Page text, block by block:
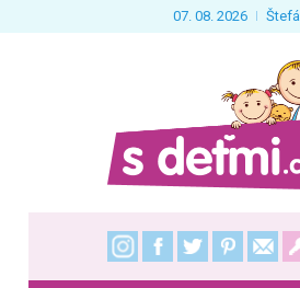
07. 08. 2026